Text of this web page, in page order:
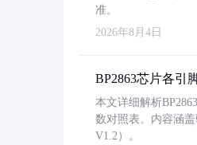
准。
2026年8月4日
BP2863芯片各引
本文详细解析
数对照表。内容涵
V1.2）。